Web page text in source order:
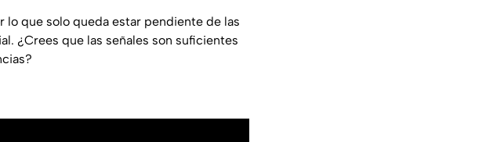
lo que solo queda estar pendiente de las
¿Crees que las señales son suficientes